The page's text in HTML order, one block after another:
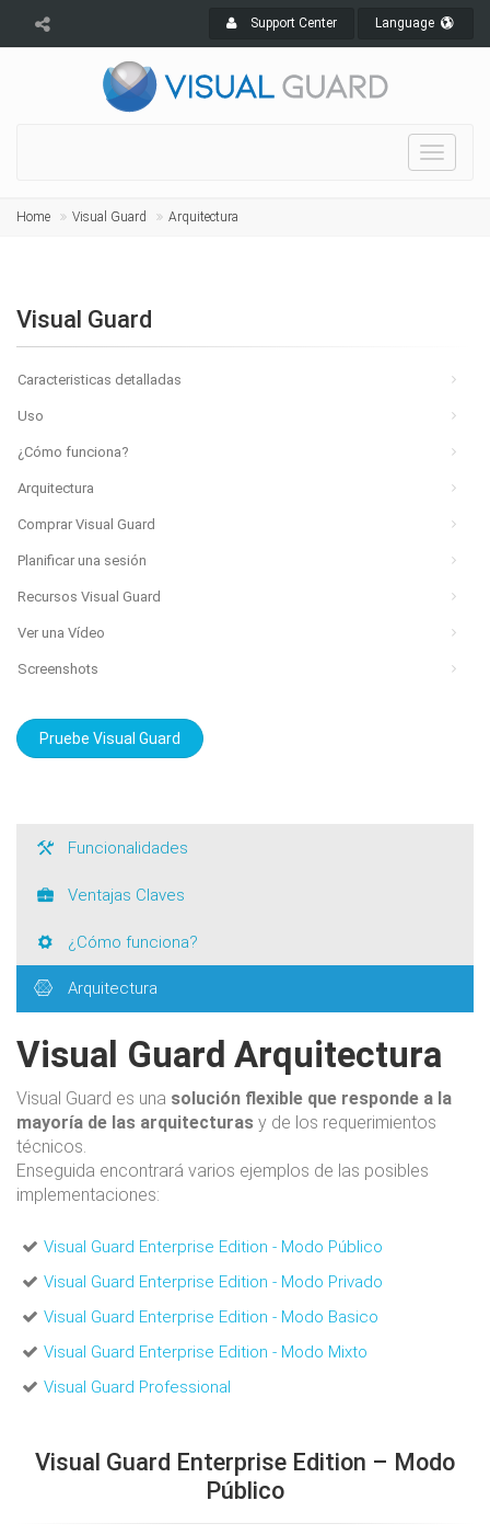
Support Center Language
Toggle
Home Visual Guard Arquitectura
Visual Guard
Caracteristicas detalladas
Uso
¿Cómo funciona?
Arquitectura
Comprar Visual Guard
Planificar una sesión
Recursos Visual Guard
Ver una Vídeo
Screenshots
Pruebe Visual Guard
Funcionalidades
Ventajas Claves
¿Cómo funciona?
Arquitectura
Visual Guard Arquitectura
Visual Guard es una solución flexible que responde a la
mayoría de las arquitecturas y de los requerimientos
técnicos.
Enseguida encontrará varios ejemplos de las posibles
implementaciones:
Visual Guard Enterprise Edition - Modo Público
Visual Guard Enterprise Edition - Modo Privado
Visual Guard Enterprise Edition - Modo Basico
Visual Guard Enterprise Edition - Modo Mixto
Visual Guard Professional
Visual Guard Enterprise Edition – Modo
Público